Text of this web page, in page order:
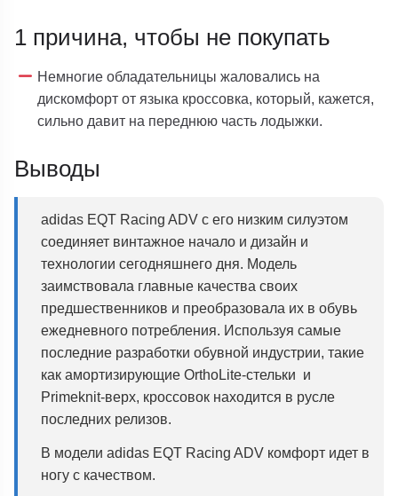
1 причина, чтобы не покупать
Немногие обладательницы жаловались на
дискомфорт от языка кроссовка, который, кажется,
сильно давит на переднюю часть лодыжки.
Выводы
adidas EQT Racing ADV с его низким силуэтом
соединяет винтажное начало и дизайн и
технологии сегодняшнего дня. Модель
заимствовала главные качества своих
предшественников и преобразовала их в обувь
ежедневного потребления. Используя самые
последние разработки обувной индустрии, такие
как амортизирующие OrthoLite-стельки и
Primeknit-верх, кроссовок находится в русле
последних релизов.
В модели adidas EQT Racing ADV комфорт идет в
ногу с качеством.